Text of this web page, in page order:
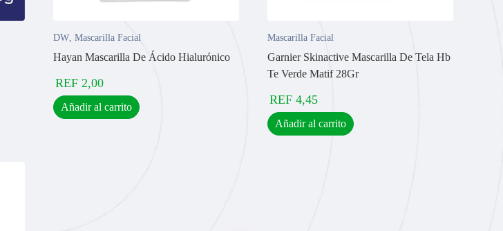
DW, Mascarilla Facial
Hayan Mascarilla De Ácido Hialurónico
REF 2,00
Añadir al carrito
Mascarilla Facial
Garnier Skinactive Mascarilla De Tela Hb
Te Verde Matif 28Gr
REF 4,45
Añadir al carrito